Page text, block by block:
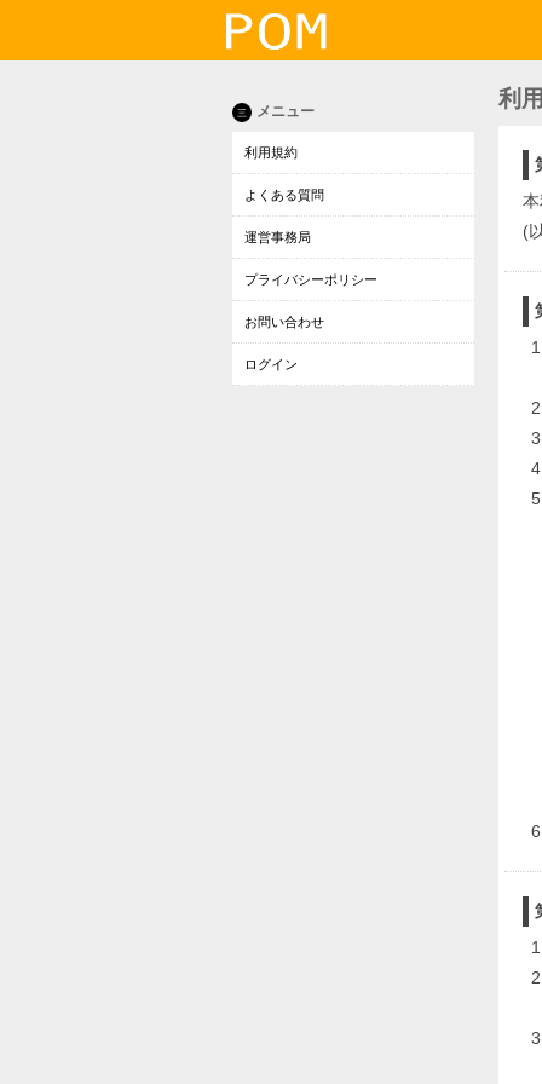
三 メニュー
利用規約
よくある質問
運営事務局
プライバシーポリシー
お問い合わせ
ログイン
利
(